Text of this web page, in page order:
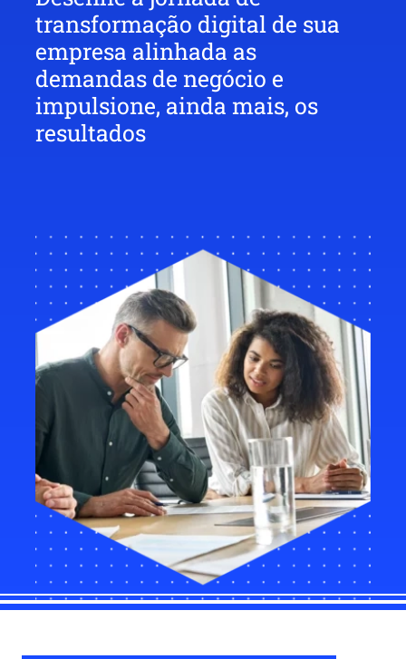
transformação digital de sua
empresa alinhada as
demandas de negócio e
impulsione, ainda mais, os
resultados